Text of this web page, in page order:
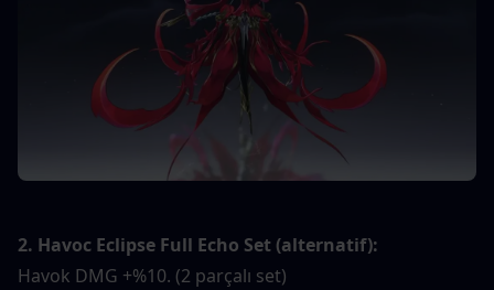
2. Havoc Eclipse Full Echo Set (alternatif):
Havok DMG +%10. (2 parçalı set)